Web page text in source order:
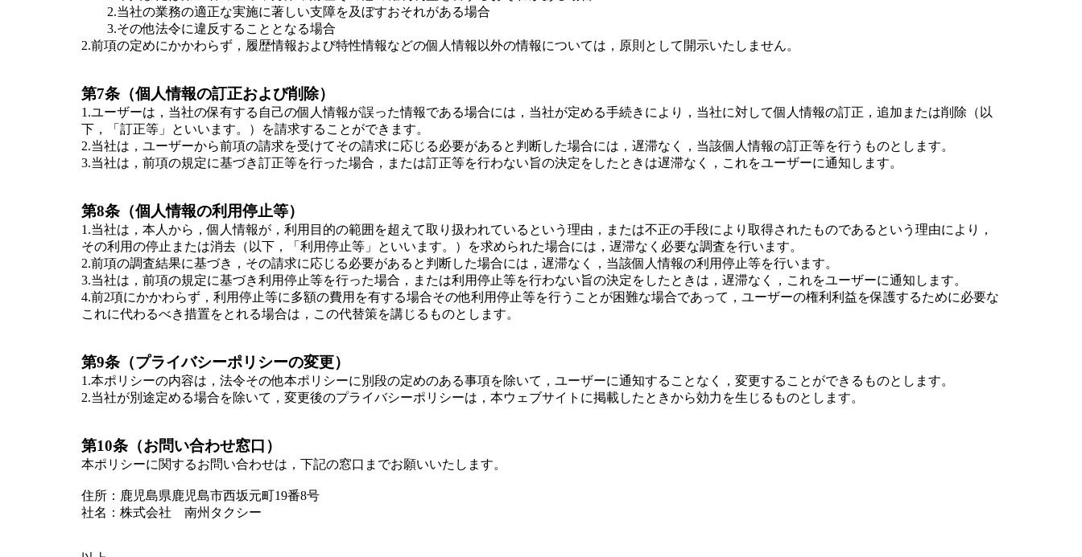
2.当社の業務の適正な実施に著しい支障を及ぼすおそれがある場合
3.その他法令に違反することとなる場合
2.前項の定めにかかわらず，履歴情報および特性情報などの個人情報以外の情報については，原則として開示いたしません。
第7条（個人情報の訂正および削除）
1.ユーザーは，当社の保有する自己の個人情報が誤った情報である場合には，当社が定める手続きにより，当社に対して個人情報の訂正，追加または削除（以
下，「訂正等」といいます。）を請求することができます。
2.当社は，ユーザーから前項の請求を受けてその請求に応じる必要があると判断した場合には，遅滞なく，当該個人情報の訂正等を行うものとします。
3.当社は，前項の規定に基づき訂正等を行った場合，または訂正等を行わない旨の決定をしたときは遅滞なく，これをユーザーに通知します。
第8条（個人情報の利用停止等）
1.当社は，本人から，個人情報が，利用目的の範囲を超えて取り扱われているという理由，または不正の手段により取得されたものであるという理由により，
その利用の停止または消去（以下，「利用停止等」といいます。）を求められた場合には，遅滞なく必要な調査を行います。
2.前項の調査結果に基づき，その請求に応じる必要があると判断した場合には，遅滞なく，当該個人情報の利用停止等を行います。
3.当社は，前項の規定に基づき利用停止等を行った場合，または利用停止等を行わない旨の決定をしたときは，遅滞なく，これをユーザーに通知します。
4.前2項にかかわらず，利用停止等に多額の費用を有する場合その他利用停止等を行うことが困難な場合であって，ユーザーの権利利益を保護するために必要な
これに代わるべき措置をとれる場合は，この代替策を講じるものとします。
第9条（プライバシーポリシーの変更）
1.本ポリシーの内容は，法令その他本ポリシーに別段の定めのある事項を除いて，ユーザーに通知することなく，変更することができるものとします。
2.当社が別途定める場合を除いて，変更後のプライバシーポリシーは，本ウェブサイトに掲載したときから効力を生じるものとします。
第10条（お問い合わせ窓口）
本ポリシーに関するお問い合わせは，下記の窓口までお願いいたします。
住所：鹿児島県鹿児島市西坂元町19番8号
社名：株式会社 南州タクシー